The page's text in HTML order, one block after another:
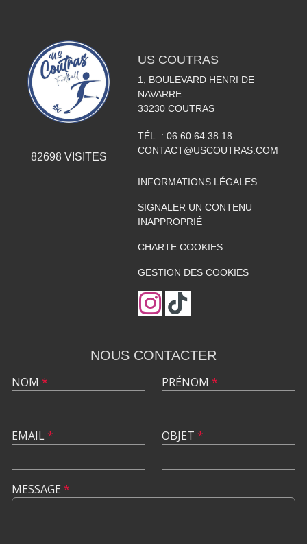
82698VISITES
US COUTRAS
1, BOULEVARD HENRI DE
NAVARRE
33230 COUTRAS
TÉL. : 06 60 64 38 18
CONTACT@USCOUTRAS.COM
INFORMATIONS LÉGALES
SIGNALER UN CONTENU
INAPPROPRIÉ
CHARTE COOKIES
GESTION DES COOKIES
NOUS CONTACTER
NOM *
EMAIL*
PRÉNOM *
OBJET *
MESSAGE *